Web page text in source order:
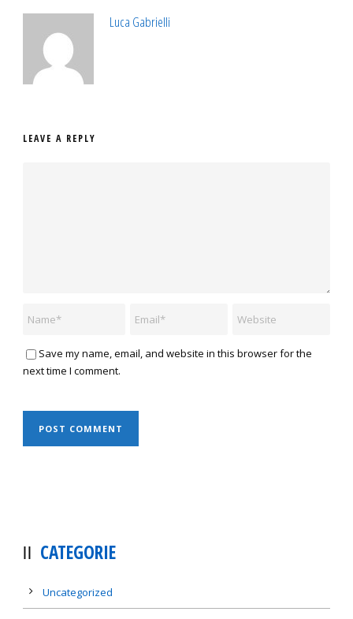
Luca Gabrielli
LEAVE A REPLY
Save my name, email, and website in this browser for the
next time I comment.
CATEGORIE
Uncategorized